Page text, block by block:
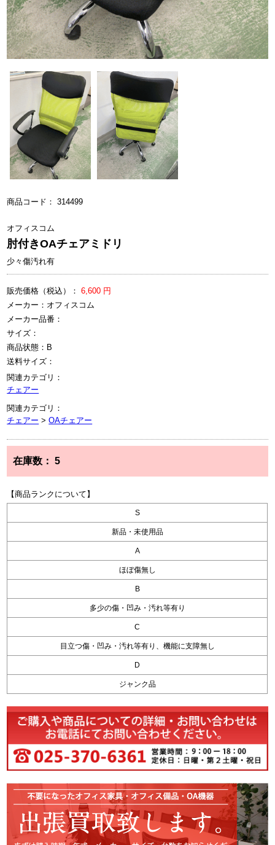
商品コード： 314499
オフィスコム
肘付きOAチェアミドリ
少々傷汚れ有
販売価格（税込）：6,600 円
メーカー：オフィスコム
メーカー品番：
サイズ：
商品状態：B
送料サイズ：
関連カテゴリ：
チェアー
関連カテゴリ：
チェアー >OAチェアー
在庫数：5
【商品ランクについて】
S
新品・未使用品
A
ほぼ傷無し
B
多少の傷・凹み・汚れ等有り
C
目立つ傷・凹み・汚れ等有り、機能に支障無し
D
ジャンク品